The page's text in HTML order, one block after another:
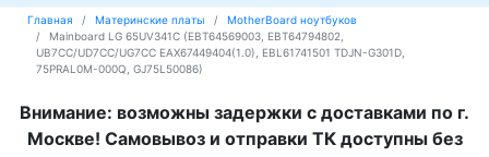
Главная Материнские платы
MotherBoard ноутбуков
Mainboard LG 65UV341C (EBT64569003, EBT64794802,
UB7CC/UD7CC/UG7CC EAX67449404(1.0), EBL61741501 TDJN-G301D,
75PRAL0M-000Q, GJ75L50086)
Внимание: возможны задержки с доставками по г.
Москве! Самовывоз и отправки ТК доступны без